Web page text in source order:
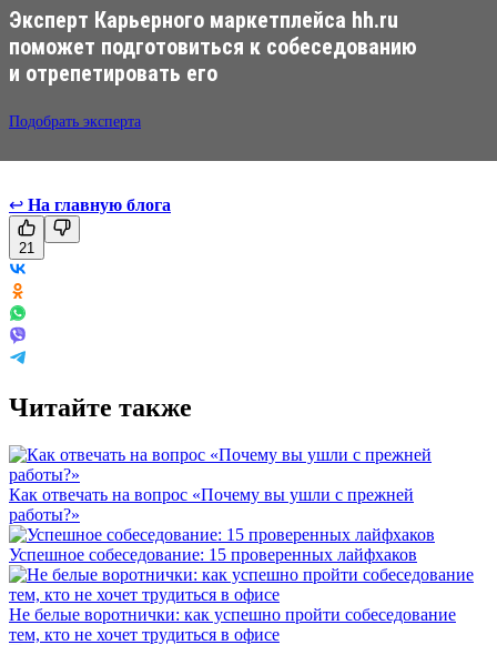
Эксперт Карьерного маркетплейса hh.ru
поможет подготовиться к собеседованию
и отрепетировать его
Подобрать эксперта
↩ На главную блога
21
Читайте также
Как отвечать на вопрос «Почему вы ушли с прежней
работы?»
Успешное собеседование: 15 проверенных лайфхаков
Не белые воротнички: как успешно пройти собеседование
тем, кто не хочет трудиться в офисе